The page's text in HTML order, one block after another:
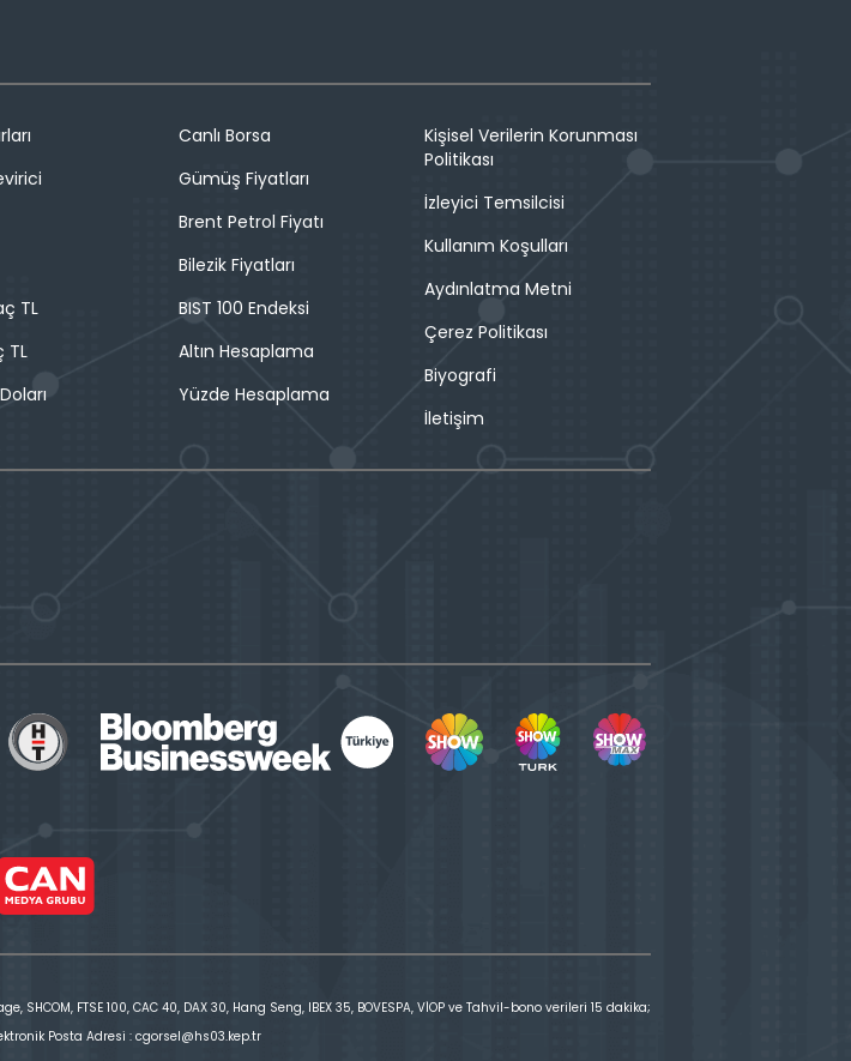
TL
TL
Canlı Borsa
Gümüş Fiyatları
Brent Petrol Fiyatı
Bilezik Fiyatları
BIST 100 Endeksi
Altın Hesaplama
Yüzde Hesaplama
Kişisel Verilerin Korunması
Politikası
İzleyici Temsilcisi
Kullanım Koşulları
Aydınlatma Metni
Çerez Politikası
Biyografi
İletişim
FTSE 100, CAC 40, DAX 30, Hang Seng, IBEX 35, BOVESPA, VİOP ve Tahvil-bono verileri 15 dakika;
Posta Adresi : cgorsel@hs03.kep.tr